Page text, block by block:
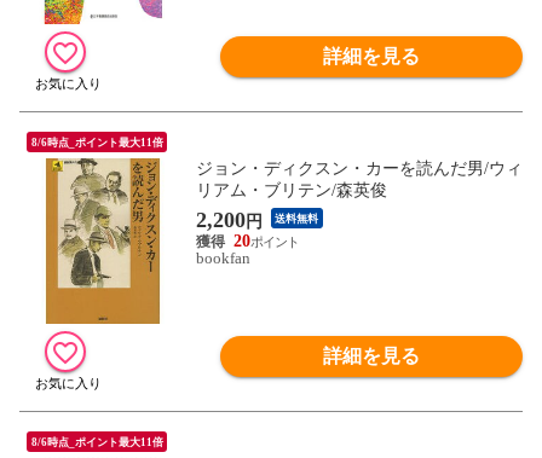
詳細を見る
8/6時点_ポイント最大11倍
ジョン・ディクスン・カーを読んだ男/ウィ
リアム・ブリテン/森英俊
2,200円 送料無料
20
bookfan
詳細を見る
8/6時点_ポイント最大11倍